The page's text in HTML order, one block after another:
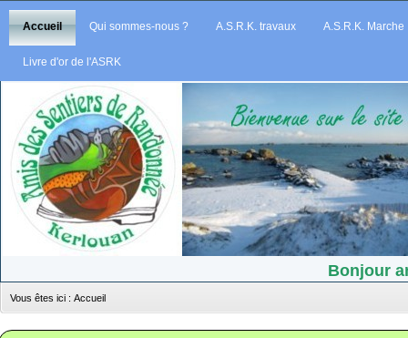
Accueil Qui sommes-nous ? A.S.R.K. travaux A.S.R.K. Marche
Livre d'or de l'ASRK
Bonjour
Vous êtes ici : Accueil